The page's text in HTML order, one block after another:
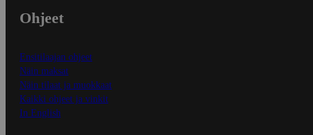
Ohjeet
Ensitilaajan ohjeet
Näin maksat
Näin tilaat ja muokkaat
Kaikki ohjeet ja vinkit
In English